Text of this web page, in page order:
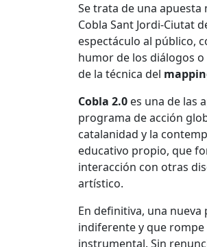
Se trata de una
Cobla Sant Jordi-Ciutat
espectáculo al público,
humor de los diálogos o
de la técnica del
Cobla 2.0 es una de las
programa de acción
catalanidad y la
educativo propio, que
interacción con otras
artístico.
En definitiva, una
indiferente y que
instrumental. Sin